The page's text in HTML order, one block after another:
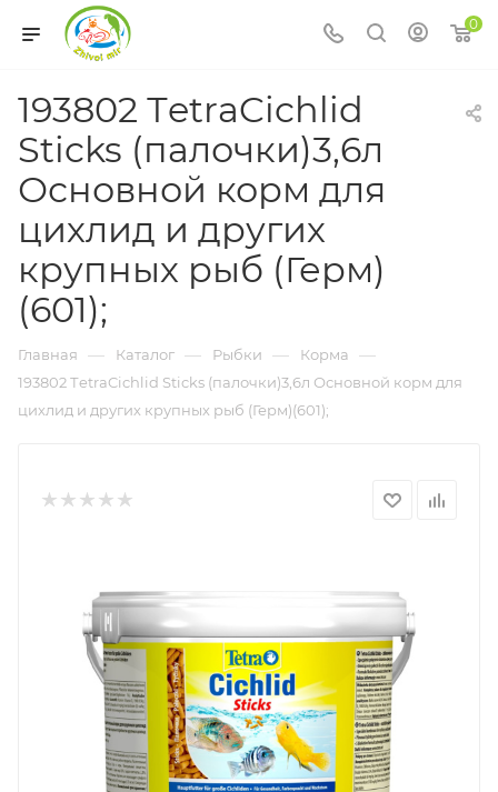
0
193802 ТetraCichlid
Sticks (палочки)3,6л
Основной корм для
цихлид и других
крупных рыб (Герм)
(601);
Главная — Каталог — Рыбки — Корма —
193802 ТetraCichlid Sticks (палочки)3,6л Основной корм для
цихлид и других крупных рыб (Герм)(601);